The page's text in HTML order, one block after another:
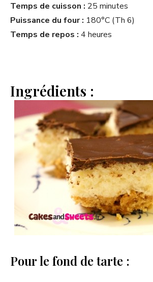
Temps de cuisson : 25 minutes
Puissance du four : 180°C (Th 6)
Temps de repos : 4 heures
Ingrédients :
Pour le fond de tarte :